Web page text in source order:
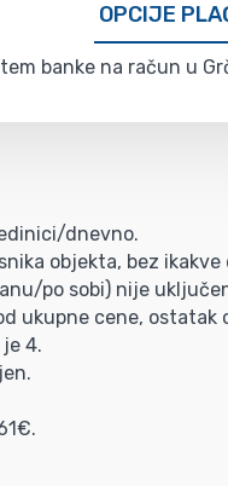
OPCIJE
banke na račun u
dnevno.
objekta, bez
po sobi) nije
ukupne cene,
4.